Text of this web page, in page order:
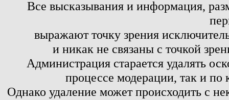
Все высказывания и информация,
выражают точку зрения
и никак не связаны с точкой
Администрация старается удалять
процессе модерации, так и по
Однако удаление может происходить с